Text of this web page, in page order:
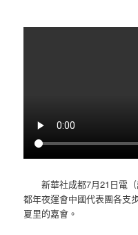
新華社成都7月21日電
都年夜運會中國代表團各支
夏里的嘉會。